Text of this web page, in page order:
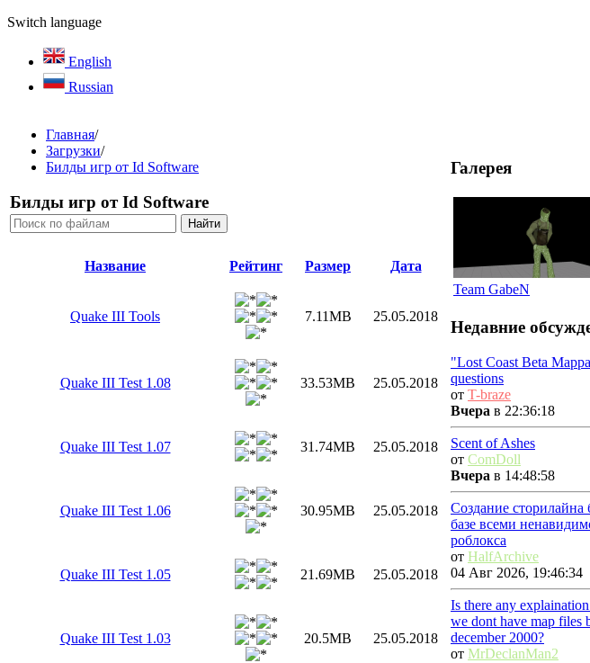
Switch language
English
Russian
Главная/
Загрузки/
Билды игр от Id Software
Билды игр от Id Software
Название Рейтинг Размер Дата
Quake III Tools 7.11MB 25.05.2018
Quake III Test 1.08 33.53MB 25.05.2018
Quake III Test 1.07 31.74MB 25.05.2018
Quake III Test 1.06 30.95MB 25.05.2018
Quake III Test 1.05 21.69MB 25.05.2018
Quake III Test 1.03 20.5MB 25.05.2018
Галерея
Team GabeN
Недавние
"Lost Coast Beta
questions
от T-braze
Вчера в 22:36:18
Scent of Ashes
от ComDoll
Вчера в 14:48:58
Создание сторилайна
базе всеми
роблокса
от HalfArchive
04 Авг 2026, 19:46:34
Is there any
we dont have map files
december 2000?
от MrDeclanMan2